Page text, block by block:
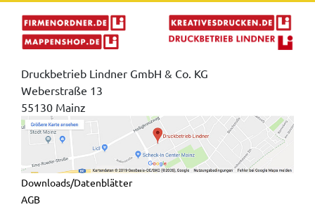
Druckbetrieb Lindner GmbH & Co. KG
Weberstraße 13
55130 Mainz
Downloads/Datenblätter
AGB